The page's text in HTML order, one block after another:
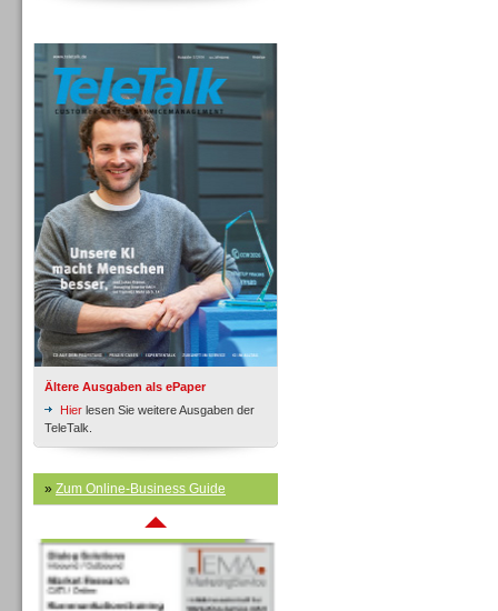
Ältere Ausgaben als ePaper
Hier lesen Sie weitere Ausgaben der
TeleTalk.
» Zum Online-Business Guide
Inbound
Inbound